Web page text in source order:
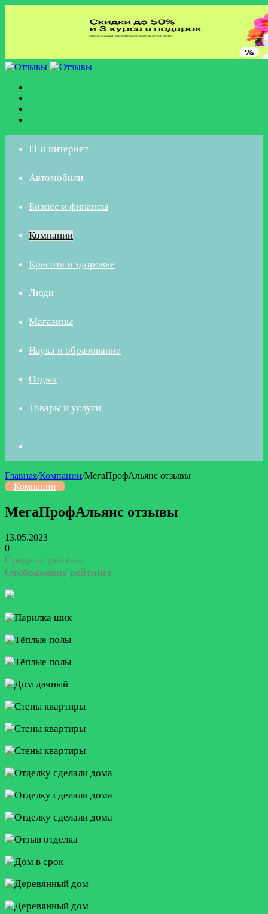
IT и интернет
Автомобили
Бизнес и финансы
Компании
Красота и здоровье
Люди
Магазины
Наука и образование
Отдых
Товары и услуги
Главная/Компании/МегаПрофАльянс отзывы
Компании
МегаПрофАльянс отзывы
13.05.2023
0
Средний рейтинг
Отображение рейтинга